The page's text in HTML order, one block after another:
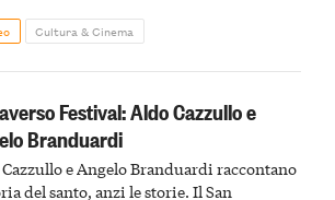
Cultura & Cinema
Festival: Aldo Cazzullo e
Branduardi
e Angelo Branduardi raccontano
del santo, anzi le storie. Il San